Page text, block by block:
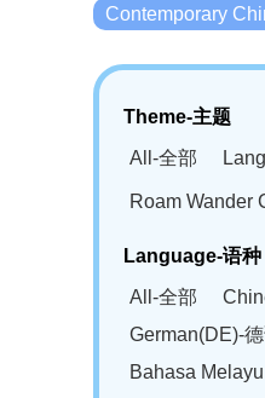
Contemporary
Theme-主题
All-全部
Roam Wander
Language-语种
All-全部
German(DE)-
Bahasa